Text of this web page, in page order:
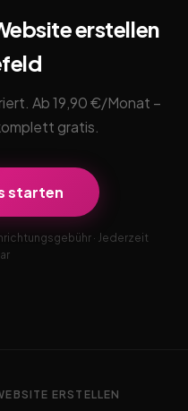
erstellen
Ab 19,90 €/Monat –
gratis.
starten
· Jederzeit
ERSTELLEN